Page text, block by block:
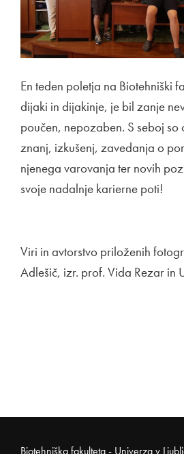
En teden poletja na Biotehniški
dijaki in dijakinje, je bil zanje
poučen, nepozaben. S seboj so
znanj, izkušenj, zavedanja o
njenega varovanja ter novih
svoje nadalnje karierne poti!
Viri in avtorstvo priloženih
Adlešič, izr. prof. Vida Rezar in
Biotehniška fakulteta - Univerza v